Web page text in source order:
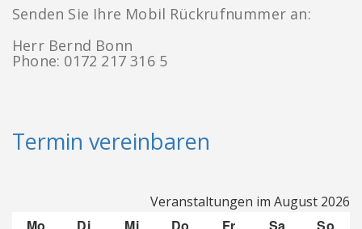
Senden Sie Ihre Mobil Rückrufnummer an:
Herr Bernd Bonn
Phone: 0172 217 316 5
Termin vereinbaren
Veranstaltungen im August 2026